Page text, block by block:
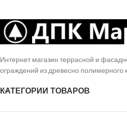
Интернет магазин террасной и
ограждений из древесно полимерного
КАТЕГОРИИ ТОВАРОВ